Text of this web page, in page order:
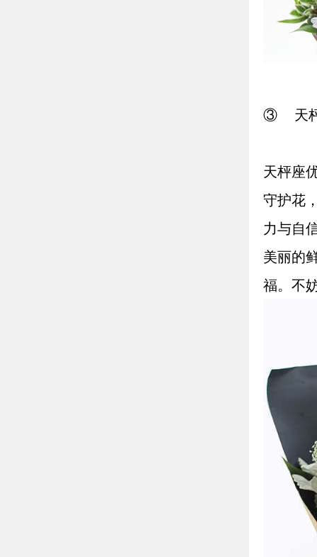
③ 天枰
天枰座
守护花
力与自
美丽的
福。不